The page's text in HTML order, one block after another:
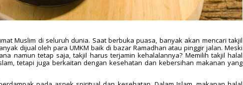
Muslim di seluruh dunia. Saat berbuka puasa, banyak akan mencari takjil
dijual oleh para UMKM baik di bazar Ramadhan atau pinggir jalan. Meski
namun tetap saja, takjil harus terjamin kehalalannya? Memilih takjil halal
tetapi juga berkaitan dengan kesehatan dan kebersihan makanan yang